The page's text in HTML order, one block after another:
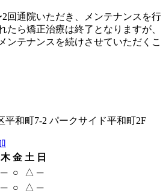
2回通院いただき、メンテナンスを行
たら矯正治療は終了となりますが、
ンテナンスを続けさせていただくこ
和町7-2 パークサイド平和町2F
木 金 土 日
─ ○ △ ─
─ ○ △ ─